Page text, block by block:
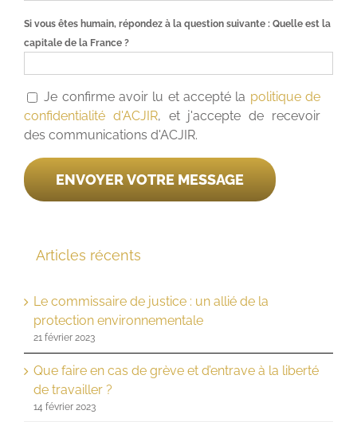
Si vous êtes humain, répondez à la question suivante : Quelle est la
capitale de la France ?
Je confirme avoir lu et accepté la politique de
confidentialité d'ACJIR, et j'accepte de recevoir
des communications d'ACJIR.
Articles récents
Le commissaire de justice : un allié de la
protection environnementale
21 février 2023
Que faire en cas de grève et d’entrave à la liberté
de travailler ?
14 février 2023